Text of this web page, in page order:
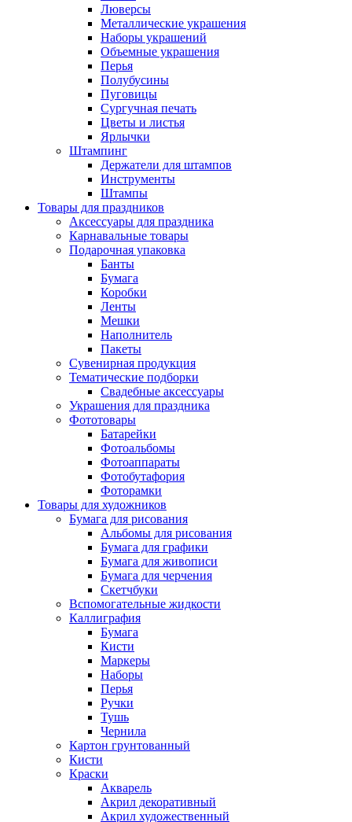
Люверсы
Металлические украшения
Наборы украшений
Объемные украшения
Перья
Полубусины
Пуговицы
Сургучная печать
Цветы и листья
Ярлычки
Штампинг
Держатели для штампов
Инструменты
Штампы
Товары для праздников
Аксессуары для праздника
Карнавальные товары
Подарочная упаковка
Банты
Бумага
Коробки
Ленты
Мешки
Наполнитель
Пакеты
Сувенирная продукция
Тематические подборки
Свадебные аксессуары
Украшения для праздника
Фототовары
Батарейки
Фотоальбомы
Фотоаппараты
Фотобутафория
Фоторамки
Товары для художников
Бумага для рисования
Альбомы для рисования
Бумага для графики
Бумага для живописи
Бумага для черчения
Скетчбуки
Вспомогательные жидкости
Каллиграфия
Бумага
Кисти
Маркеры
Наборы
Перья
Ручки
Тушь
Чернила
Картон грунтованный
Кисти
Краски
Акварель
Акрил декоративный
Акрил художественный